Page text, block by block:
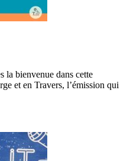
la bienvenue dans cette
et en Travers, l’émission qui